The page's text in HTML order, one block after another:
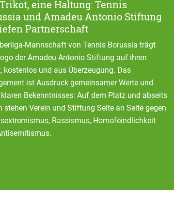
eine Haltung: Tennis
und Amadeu Antonio Stiftung
Partnerschaft
Mannschaft von Tennis Borussia trägt
der Amadeu Antonio Stiftung auf ihren
kostenlos und aus Überzeugung. Das
ist Ausdruck gemeinsamer Werte und
Bekenntnisses: Auf dem Platz und abseits
stehen Verein und Stiftung Seite an Seite gegen
Rassismus, Homofeindlichkeit